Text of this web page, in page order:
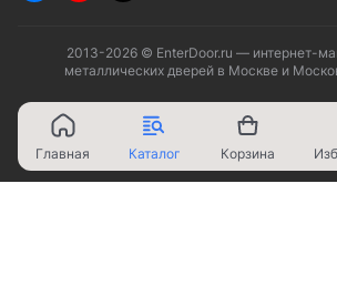
2013-2026 © EnterDoor.ru — интернет-
металлических дверей в Москве и
Главная Каталог Корзина